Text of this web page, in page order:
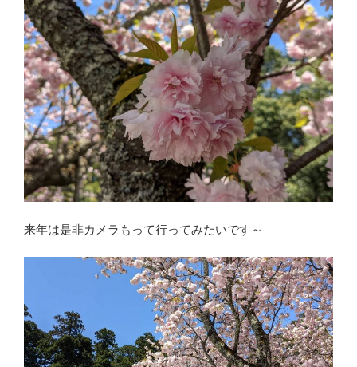
来年は是非カメラもって行ってみたいです～